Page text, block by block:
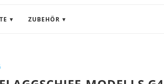
ZUBEHÖR